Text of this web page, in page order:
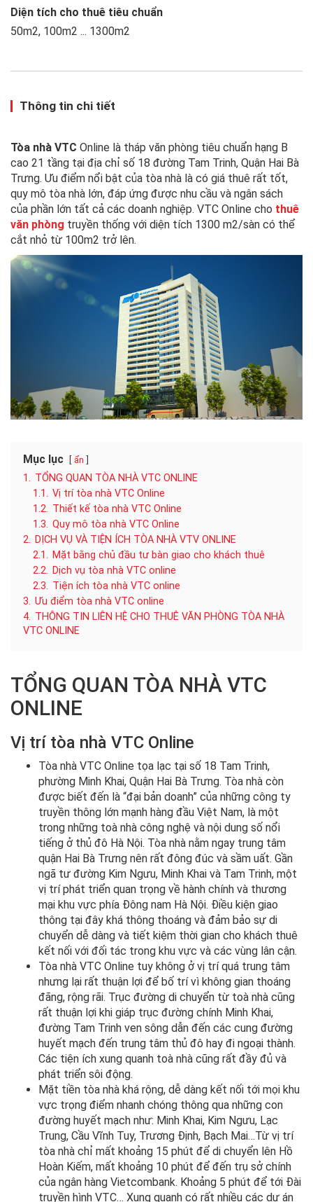
Diện tích cho thuê tiêu chuẩn
50m2, 100m2 ... 1300m2
Thông tin chi tiết
Tòa nhà VTC Online là tháp văn phòng tiêu chuẩn hạng B
cao 21 tầng tại địa chỉ số 18 đường Tam Trinh, Quận Hai Bà
Trưng. Ưu điểm nổi bật của tòa nhà là có giá thuê rất tốt,
quy mô tòa nhà lớn, đáp ứng được nhu cầu và ngân sách
của phần lớn tất cả các doanh nghiệp. VTC Online cho thuê
văn phòng truyền thống với diện tích 1300 m2/sàn có thể
cắt nhỏ từ 100m2 trở lên.
Mục lục ẩn
1. TỔNG QUAN TÒA NHÀ VTC ONLINE
1.1. Vị trí tòa nhà VTC Online
1.2. Thiết kế tòa nhà VTC Online
1.3. Quy mô tòa nhà VTC Online
2. DỊCH VỤ VÀ TIỆN ÍCH TÒA NHÀ VTV ONLINE
2.1. Mặt bằng chủ đầu tư bàn giao cho khách thuê
2.2. Dịch vụ tòa nhà VTC online
2.3. Tiện ích tòa nhà VTC online
3. Ưu điểm tòa nhà VTC online
4. THÔNG TIN LIÊN HỆ CHO THUÊ VĂN PHÒNG TÒA NHÀ
VTC ONLINE
TỔNG QUAN TÒA NHÀ VTC
ONLINE
Vị trí tòa nhà VTC Online
Tòa nhà VTC Online tọa lạc tại số 18 Tam Trinh,
phường Minh Khai, Quận Hai Bà Trưng. Tòa nhà còn
được biết đến là “đại bản doanh” của những công ty
truyền thông lớn mạnh hàng đầu Việt Nam, là một
trong những toà nhà công nghệ và nội dung số nổi
tiếng ở thủ đô Hà Nội. Tòa nhà nằm ngay trung tâm
quận Hai Bà Trưng nên rất đông đúc và sầm uất. Gần
ngã tư đường Kim Ngưu, Minh Khai và Tam Trinh, một
vị trí phát triển quan trọng về hành chính và thương
mại khu vực phía Đông nam Hà Nội. Điều kiện giao
thông tại đây khá thông thoáng và đảm bảo sự di
chuyển dễ dàng và tiết kiệm thời gian cho khách thuê
kết nối với đối tác trong khu vực và các vùng lân cận.
Tòa nhà VTC Online tuy không ở vị trí quá trung tâm
nhưng lại rất thuận lợi để bố trí vì không gian thoáng
đãng, rộng rãi. Trục đường di chuyển từ toà nhà cũng
rất thuận lợi khi giáp trục đường chính Minh Khai,
đường Tam Trinh ven sông dẫn đến các cung đường
huyết mạch đến trung tâm thủ đô hay đi ngoại thành.
Các tiện ích xung quanh toà nhà cũng rất đầy đủ và
phát triển sôi động.
Mặt tiền tòa nhà khá rộng, dễ dàng kết nối tới mọi khu
vực trọng điểm nhanh chóng thông qua những con
đường huyết mạch như: Minh Khai, Kim Ngưu, Lạc
Trung, Cầu Vĩnh Tuy, Trương Định, Bạch Mai…Từ vị trí
tòa nhà chỉ mất khoảng 15 phút để di chuyển lên Hồ
Hoàn Kiếm, mất khoảng 10 phút để đến trụ sở chính
của ngân hàng Vietcombank. Khoảng 5 phút để tới Đài
truyền hình VTC… Xung quanh có rất nhiều các dự án